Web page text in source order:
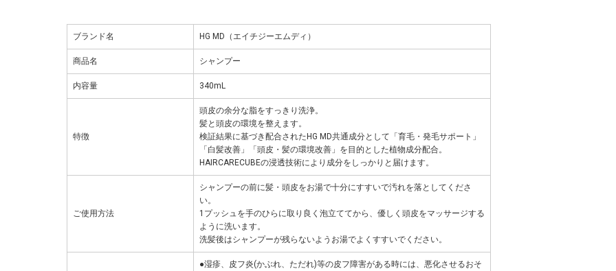
ブランド名 HG MD（エイチジーエムディ）
商品名 シャンプー
内容量 340mL
特徴
頭皮の余分な脂をすっきり洗浄。
髪と頭皮の環境を整えます。
検証結果に基づき配合されたHG MD共通成分として「育毛・発毛サポート」
「白髪改善」「頭皮・髪の環境改善」を目的とした植物成分配合。
HAIRCARECUBEの浸透技術により成分をしっかりと届けます。
ご使用方法
シャンプーの前に髪・頭皮をお湯で十分にすすいで汚れを落としてくださ
い。
1プッシュを手のひらに取り良く泡立ててから、優しく頭皮をマッサージする
ように洗います。
洗髪後はシャンプーが残らないようお湯でよくすすいでください。
●湿疹、皮フ炎(かぶれ、ただれ)等の皮フ障害がある時には、悪化させるおそ